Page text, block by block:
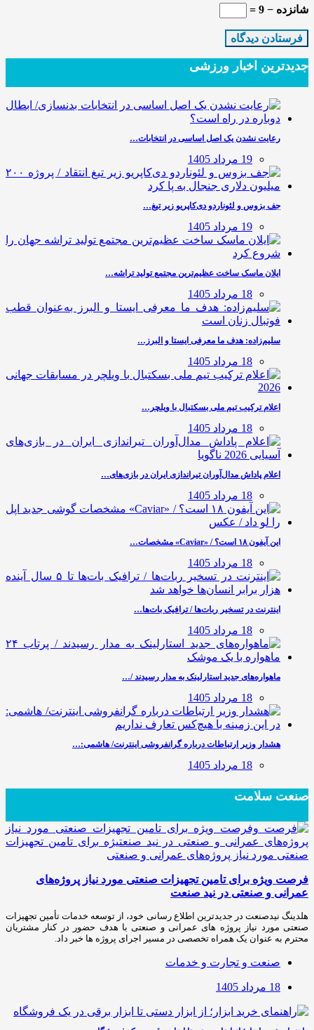
شانزده − 9 =
جدیدترین‌ اخبار ورزشی
رعایت نشدن یک اصل اساسی در انتخابات…
19 مرداد 1405
جف بزوس و لئوناردو دی‌کاپریو زیر تیغ…
19 مرداد 1405
ایلان ماسک ساخت عظیم‌ترین مجتمع تولید تراشه…
18 مرداد 1405
سلیم‌زاده: هدف‌ ما معرفی ایستا و البرز…
18 مرداد 1405
اعلام ترکیب تیم ملی بسکتبال با ویلچر…
18 مرداد 1405
اعلام پاداش مدال‌آوران تیراندازی ایران در بازی‌های…
18 مرداد 1405
این آیفون ۱۸ است؟ / «Caviar» مشخصات…
18 مرداد 1405
اینترنت در تسخیر ربات‌ها / ترافیک بات‌ها…
18 مرداد 1405
ماهواره‌های جدید استارلینک به مدار رسیدند /…
18 مرداد 1405
هشدار وزیر ارتباطات درباره گرانفروشی اینترنت/ هاشمی:…
18 مرداد 1405
صنعت سلامت
فرصت ویژه برای تامین تجهیزات صنعتی مورد نیاز پروژه‌های
عمرانی و صنعتی در نید صنعت
هلدینگ نیدصنعت در جدیدترین اطلاع رسانی خود، از توسعه خدمات تأمین تجهیزات
صنعتی مورد نیاز پروژه های عمرانی و صنعتی با هدف حضور در کنار مشتریان
محترم به عنوان یک همراه تخصصی در مسیر اجرای پروژه ها خبر داد.
صنعت و تجارت و خدمات
18 مرداد 1405